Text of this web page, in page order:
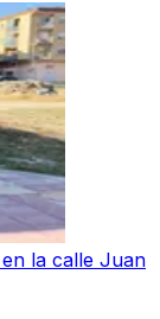
la calle Juan